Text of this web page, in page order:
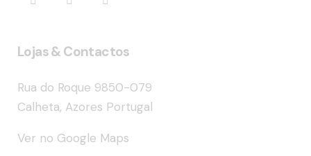
Lojas & Contactos
Rua do Roque 9850-079
Calheta, Azores Portugal
Ver no Google Maps